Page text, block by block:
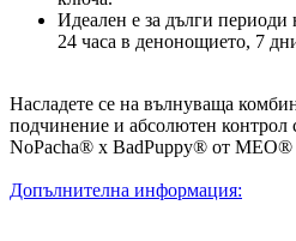
Идеален е за дълги периоди
24 часа в денонощието, 7
Насладете се на вълнуваща
подчинение и абсолютен контрол
NoPacha® x BadPuppy® от MEO®
Допълнителна информация: